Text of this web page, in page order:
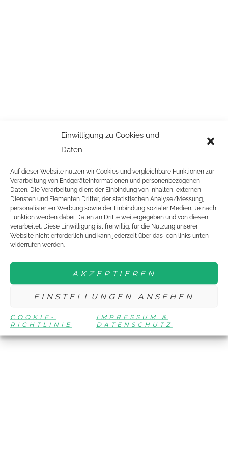
Einwilligung zu Cookies und
Daten
Auf dieser Website nutzen wir Cookies und vergleichbare Funktionen zur
Verarbeitung von Endgeräteinformationen und personenbezogenen
Daten. Die Verarbeitung dient der Einbindung von Inhalten, externen
Diensten und Elementen Dritter, der statistischen Analyse/Messung,
personalisierten Werbung sowie der Einbindung sozialer Medien. Je nach
Funktion werden dabei Daten an Dritte weitergegeben und von diesen
verarbeitet. Diese Einwilligung ist freiwillig, für die Nutzung unserer
Website nicht erforderlich und kann jederzeit über das Icon links unten
widerrufen werden.
AKZEPTIEREN
EINSTELLUNGEN ANSEHEN
COOKIE-
RICHTLINIE
IMPRESSUM &
DATENSCHUTZ